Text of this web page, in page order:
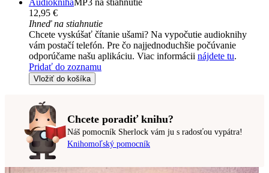
AudioknihaMP3 na stiahnutie
12,95 €
Ihneď na stiahnutie
Chcete vyskúšať čítanie ušami? Na vypočutie audioknihy
vám postačí telefón. Pre čo najjednoduchšie počúvanie
odporúčame našu aplikáciu. Viac informácii nájdete tu.
Pridať do zoznamu
Vložiť do košíka
Chcete poradiť knihu?
Náš pomocník Sherlock vám ju s radosťou vypátra!
Knihomoľský pomocník